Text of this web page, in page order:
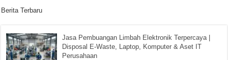
Berita Terbaru
Jasa Pembuangan Limbah Elektronik Terpercaya |
Disposal E-Waste, Laptop, Komputer & Aset IT
Perusahaan